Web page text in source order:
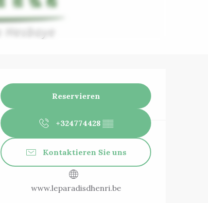
Öffnungszeiten
Reservieren
+324774428 ▒▒
Kontaktieren Sie uns
www.leparadisdhenri.be